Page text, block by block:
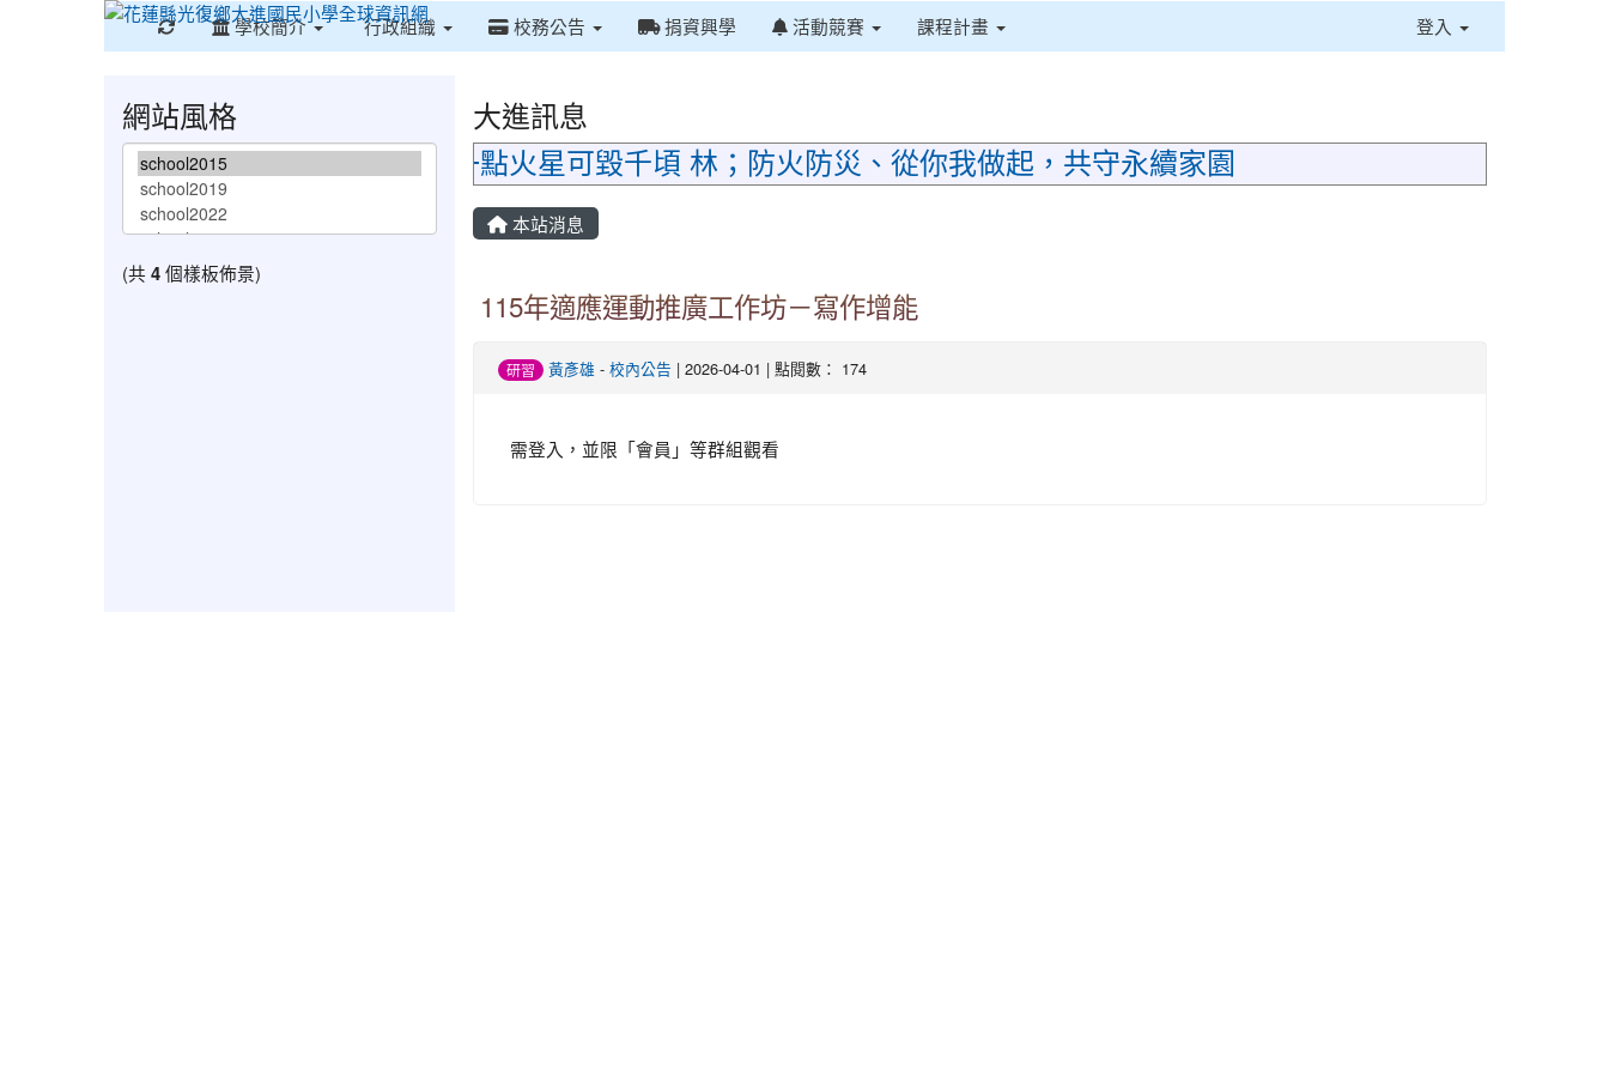
重新取得佈景設定
學校簡介 行政組織 校務公告 捐資興學 活動競賽 課程計畫 登入
大進訊息
花蓮縣政府關心您：一點火星可毀千頃 林；防火防災、從你我做起，共守永續家園
本站消息
115年適應運動推廣工作坊－寫作增能
研習 黃彥雄 - 校內公告 | 2026-04-01 | 點閱數： 174
需登入，並限「會員」等群組觀看
網站風格
(共 4個樣板佈景)